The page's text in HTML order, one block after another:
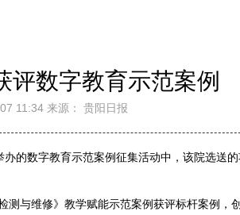
评数字教育示范案例
11:34 来源： 贵阳日报
的数字教育示范案例征集活动中，该院选送
与维修》教学赋能示范案例获评标杆案例，